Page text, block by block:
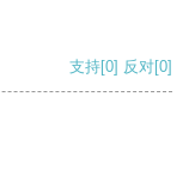
支持[0] 反对[0]